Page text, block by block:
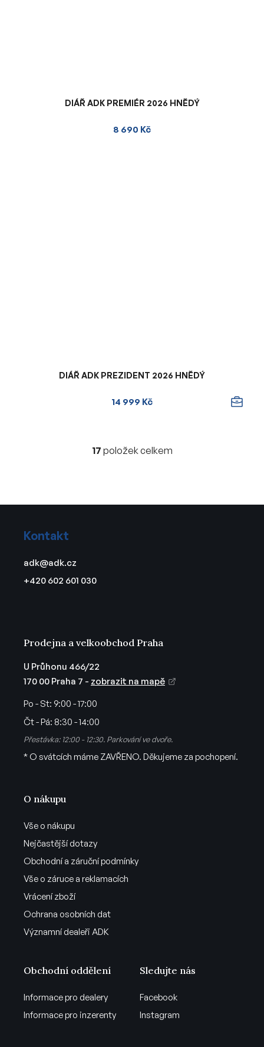
DIÁŘ ADK PREMIÉR 2026 HNĚDÝ
8 690 Kč
DIÁŘ ADK PREZIDENT 2026 HNĚDÝ
14 999 Kč
O
d
ý
p
s
u
17 položek celkem
Kontakt
adk@adk.cz
+420 602 601 030
O nákupu
Vše o nákupu
Nejčastější dotazy
Obchodní a záruční podmínky
Vše o záruce a reklamacích
Vrácení zboží
Ochrana osobních dat
Významní dealeři ADK
Prodejna a velkoobchod Praha
U Průhonu 466/22
170 00 Praha 7 - zobrazit na mapě
Po - St: 9:00 - 17:00
Čt - Pá: 8:30 - 14:00
Přestávka: 12:00 - 12:30. Parkování ve dvoře.
* O svátcích máme ZAVŘENO. Děkujeme za pochopení.
Obchodní oddělení
Informace pro dealery
Informace pro inzerenty
Sledujte nás
Facebook
Instagram